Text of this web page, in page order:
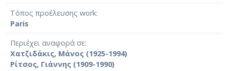
[Φάκελος] GR-As-MTH-003-Sc-032-189-
[Φάκελος] GR-As-MTH-003-Sc-033-191-
[Φάκελος] GR-As-MTH-003-Sc-033-192-
[Φάκελος] GR-As-MTH-003-Sc-033-193-
Τόπος προέλευσης work
Paris
Περιέχει αναφορά σε
Χατζιδάκις, Μάνος (1925-1994)
Ρίτσος, Γιάννης (1909-1990)